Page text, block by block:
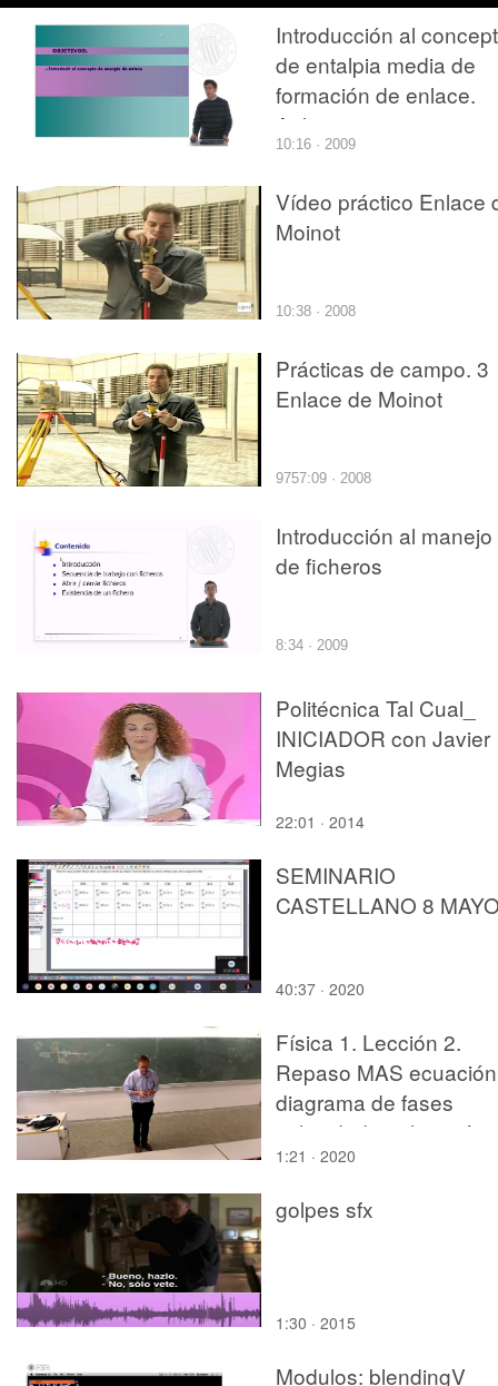
Introducción al
de entalpia media de
formación de enlace.
Aplicaciones
10:16 · 2009
Vídeo práctico Enlace
Moinot
10:38 · 2008
Prácticas de campo. 3
Enlace de Moinot
9757:09 · 2008
Introducción al manejo
de ficheros
8:34 · 2009
Politécnica Tal Cual_
INICIADOR con Javier
Megias
22:01 · 2014
SEMINARIO
CASTELLANO 8
40:37 · 2020
Física 1. Lección 2.
Repaso MAS ecuación
diagrama de fases
velocidad-aceleración
1:21 · 2020
golpes sfx
1:30 · 2015
Modulos: blendingV